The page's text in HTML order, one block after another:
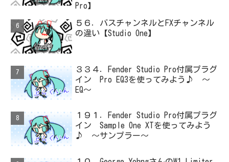
Pro】
５６．バスチャンネルとFXチャンネル
の違い【Studio One】
３３４．Fender Studio Pro付属プラグ
イン Pro EQ3を使ってみよう♪ ～
EQ～
１９１．Fender Studio Pro付属プラグ
イン Sample One XTを使ってみよう
♪ ～サンプラー～